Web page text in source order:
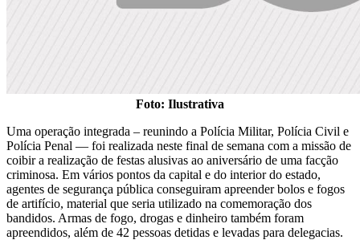
Foto: Ilustrativa
Uma operação integrada – reunindo a Polícia Militar, Polícia Civil e
Polícia Penal — foi realizada neste final de semana com a missão de
coibir a realização de festas alusivas ao aniversário de uma facção
criminosa. Em vários pontos da capital e do interior do estado,
agentes de segurança pública conseguiram apreender bolos e fogos
de artifício, material que seria utilizado na comemoração dos
bandidos. Armas de fogo, drogas e dinheiro também foram
apreendidos, além de 42 pessoas detidas e levadas para delegacias.